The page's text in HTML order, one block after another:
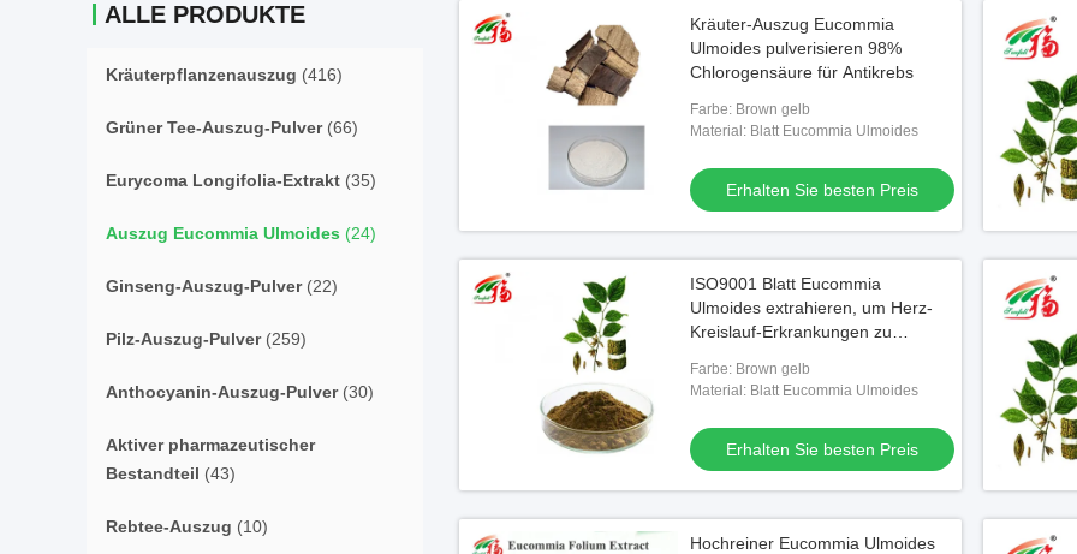
ALLE PRODUKTE
Kräuterpflanzenauszug (416)
Grüner Tee-Auszug-Pulver(66)
Eurycoma Longifolia-Extrakt (35)
Auszug Eucommia Ulmoides (24)
Ginseng-Auszug-Pulver(22)
Pilz-Auszug-Pulver(259)
Anthocyanin-Auszug-Pulver(30)
Aktiver pharmazeutischer
Bestandteil (43)
Rebtee-Auszug (10)
Kräuter-Auszug Eucommia
Ulmoides pulverisieren 98%
Chlorogensäure für Antikrebs
Farbe: Brown gelb
Material: Blatt Eucommia Ulmoides
Erhalten Sie besten Preis
ISO9001 Blatt Eucommia
Ulmoides extrahieren, um Herz-
Kreislauf-Erkrankungen zu
Farbe: Brown gelb
Material: Blatt Eucommia Ulmoides
Erhalten Sie besten Preis
Hochreiner Eucommia Ulmoides